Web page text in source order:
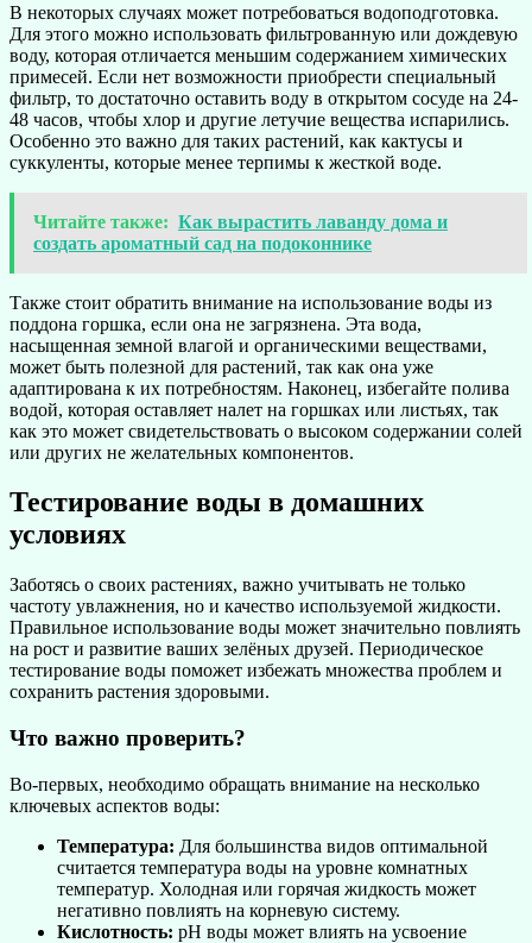
В некоторых случаях может потребоваться водоподготовка.
Для этого можно использовать фильтрованную или дождевую
воду, которая отличается меньшим содержанием химических
примесей. Если нет возможности приобрести специальный
фильтр, то достаточно оставить воду в открытом сосуде на 24-
48 часов, чтобы хлор и другие летучие вещества испарились.
Особенно это важно для таких растений, как кактусы и
суккуленты, которые менее терпимы к жесткой воде.
Читайте также: Как вырастить лаванду дома и
создать ароматный сад на подоконнике
Также стоит обратить внимание на использование воды из
поддона горшка, если она не загрязнена. Эта вода,
насыщенная земной влагой и органическими веществами,
может быть полезной для растений, так как она уже
адаптирована к их потребностям. Наконец, избегайте полива
водой, которая оставляет налет на горшках или листьях, так
как это может свидетельствовать о высоком содержании солей
или других не желательных компонентов.
Тестирование воды в домашних
условиях
Заботясь о своих растениях, важно учитывать не только
частоту увлажнения, но и качество используемой жидкости.
Правильное использование воды может значительно повлиять
на рост и развитие ваших зелёных друзей. Периодическое
тестирование воды поможет избежать множества проблем и
сохранить растения здоровыми.
Что важно проверить?
Во-первых, необходимо обращать внимание на несколько
ключевых аспектов воды:
Температура: Для большинства видов оптимальной
считается температура воды на уровне комнатных
температур. Холодная или горячая жидкость может
негативно повлиять на корневую систему.
Кислотность: pH воды может влиять на усвоение